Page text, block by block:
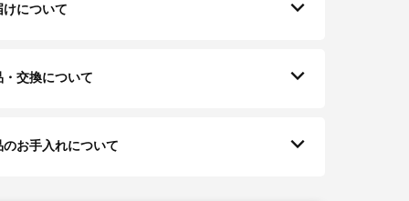
けについて
・交換について
のお手入れについて